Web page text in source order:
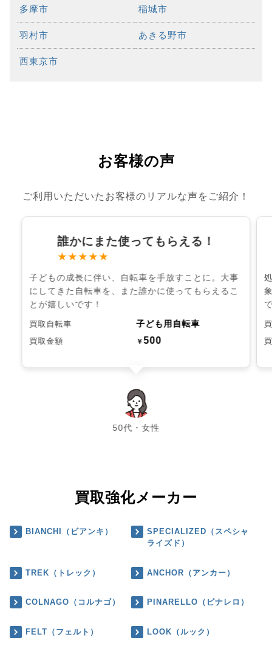
多摩市 稲城市
羽村市 あきる野市
西東京市
お客様の声
ご利用いただいたお客様のリアルな声をご紹介！
誰かにまた使ってもらえる！
★★★★★
子どもの成長に伴い、自転車を手放すことに。大事
にしてきた自転車を、また誰かに使ってもらえるこ
とが嬉しいです！
買取自転車 子ども用自転車
買取金額 ￥500
50代・女性
chevron_left chevron_right
買取強化メーカー
BIANCHI（ビアンキ）
SPECIALIZED（スペシャ
ライズド）
TREK（トレック） ANCHOR（アンカー）
COLNAGO（コルナゴ） PINARELLO（ピナレロ）
FELT（フェルト） LOOK（ルック）